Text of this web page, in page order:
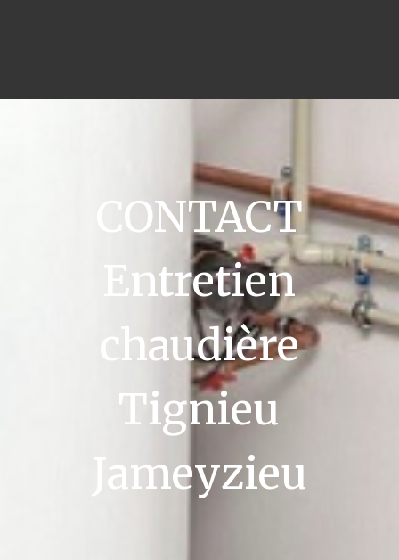
CONTACT
Entretien
chaudière
Tignieu
Jameyzieu